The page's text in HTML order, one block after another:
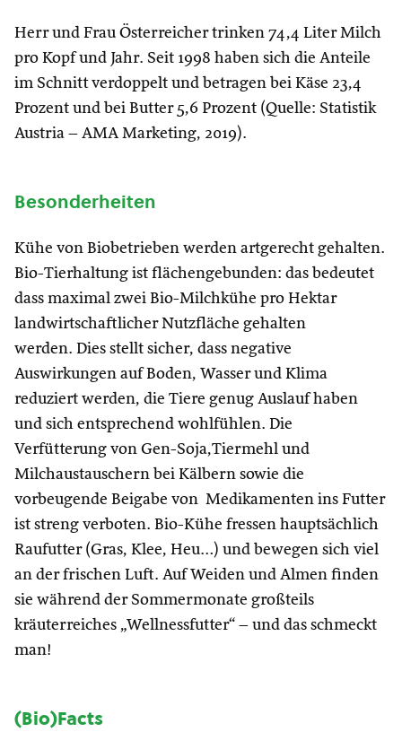
Herr und Frau Österreicher trinken 74,4 Liter Milch
pro Kopf und Jahr. Seit 1998 haben sich die Anteile
im Schnitt verdoppelt und betragen bei Käse 23,4
Prozent und bei Butter 5,6 Prozent (Quelle: Statistik
Austria – AMA Marketing, 2019).
Besonderheiten
Kühe von Biobetrieben werden artgerecht gehalten.
Bio-Tierhaltung ist flächengebunden: das bedeutet
dass maximal zwei Bio-Milchkühe pro Hektar
landwirtschaftlicher Nutzfläche gehalten
werden. Dies stellt sicher, dass negative
Auswirkungen auf Boden, Wasser und Klima
reduziert werden, die Tiere genug Auslauf haben
und sich entsprechend wohlfühlen. Die
Verfütterung von Gen-Soja,Tiermehl und
Milchaustauschern bei Kälbern sowie die
vorbeugende Beigabe von Medikamenten ins Futter
ist streng verboten. Bio-Kühe fressen hauptsächlich
Raufutter (Gras, Klee, Heu…) und bewegen sich viel
an der frischen Luft. Auf Weiden und Almen finden
sie während der Sommermonate großteils
kräuterreiches „Wellnessfutter“ – und das schmeckt
man!
(Bio)Facts